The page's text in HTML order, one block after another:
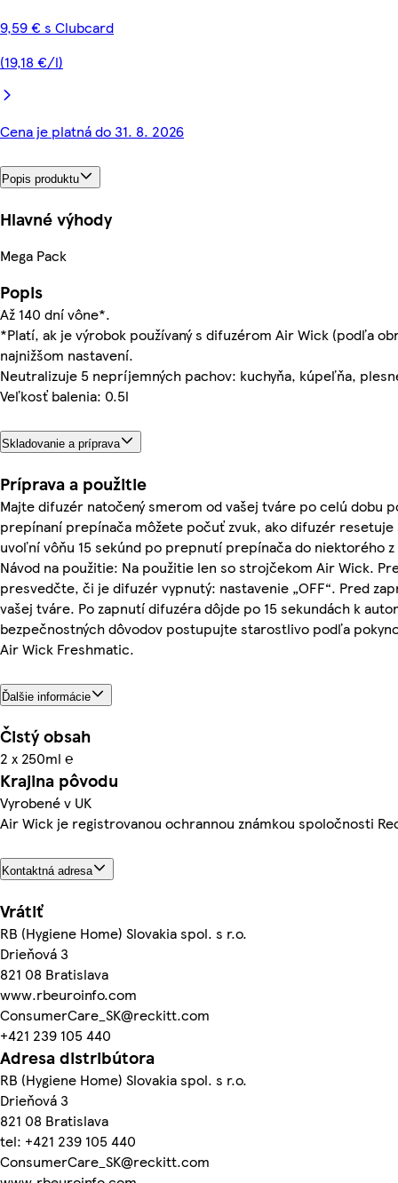
9,59 € s Clubcard
(19,18 €/l)
Cena je platná do 31. 8. 2026
Popis produktu
Hlavné výhody
Mega Pack
Popis
Až 140 dní vône*.
*Platí, ak je výrobok používaný s difuzérom Air Wick (podľa
najnižšom nastavení.
Neutralizuje 5 nepríjemných pachov: kuchyňa, kúpeľňa,
Veľkosť balenia: 0.5l
Skladovanie a príprava
Príprava a použitie
Majte difuzér natočený smerom od vašej tváre po celú dobu
prepínaní prepínača môžete počuť zvuk, ako difuzér
uvoľní vôňu 15 sekúnd po prepnutí prepínača do niektorého
Návod na použitie: Na použitie len so strojčekom Air Wick.
presvedčte, či je difuzér vypnutý: nastavenie „OFF“. Pred
vašej tváre. Po zapnutí difuzéra dôjde po 15 sekundách k
bezpečnostných dôvodov postupujte starostlivo podľa
Air Wick Freshmatic.
Ďalšie informácie
Čistý obsah
2 x 250ml ℮
Krajina pôvodu
Vyrobené v UK
Air Wick je registrovanou ochrannou známkou spoločnosti
Kontaktná adresa
Vrátiť
RB (Hygiene Home) Slovakia spol. s r.o.
Drieňová 3
821 08 Bratislava
www.rbeuroinfo.com
ConsumerCare_SK@reckitt.com
+421 239 105 440
Adresa distribútora
RB (Hygiene Home) Slovakia spol. s r.o.
Drieňová 3
821 08 Bratislava
tel: +421 239 105 440
ConsumerCare_SK@reckitt.com